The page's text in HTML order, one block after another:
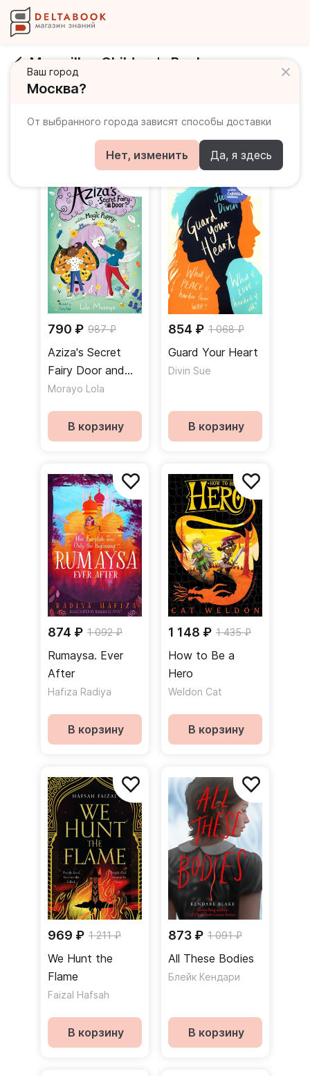
Ваш город
Москва?
От выбранного города зависят способы доставки
Нет, изменить Да, я здесь
Macmillan Children's Books
Развернуть
Все товары Неадаптированные
790 ₽ 987 ₽
Aziza's Secret
Fairy Door and
the Magic Puppy
Morayo Lola
В корзину
854 ₽ 1 068 ₽
Guard Your Heart
Divin Sue
В корзину
874 ₽ 1 092 ₽
Rumaysa. Ever
After
Hafiza Radiya
В корзину
1 148 ₽ 1 435 ₽
How to Be a
Hero
Weldon Cat
В корзину
969 ₽ 1 211 ₽
We Hunt the
Flame
Faizal Hafsah
В корзину
873 ₽ 1 091 ₽
All These Bodies
Блейк Кендари
В корзину